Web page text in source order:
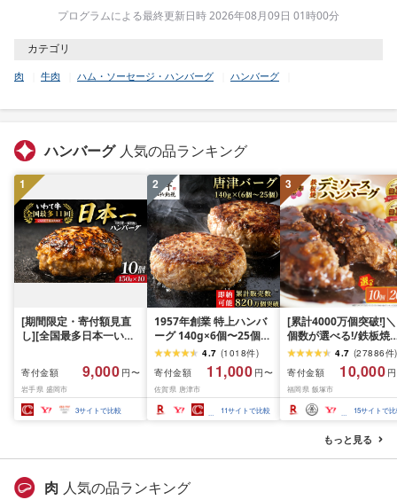
プログラムによる最終更新日時 2026年08月09日 01時00分
カテゴリ
肉 牛肉 ハム・ソーセージ・ハンバーグ ハンバーグ
ハンバーグ 人気の品ランキング
1
[期間限定・寄付額見直
し][全国最多日本一いわ
1.5kg(150g×10個) いわ
て牛 × 岩中豚 ハンバー
グ 合挽き 合い挽き 黒毛
和牛 人気 冷凍 個包装 小
分け 冷凍 牛肉 豚肉 和牛
お弁当 hannba-gu ラン
キング 1位 1万円以下 岩
手県 盛岡市 東北 岩手 盛
寄付金額 9,000 円〜
岩手県 盛岡市
3サイトで比較
2
1957年創業 特上ハンバ
ーグ 140g×6個〜25個
「個数・お届け月を選べ
る!」「唐津バーグ」商
標登録済!! 冷凍真空パッ
ク ハンバーグ 惣菜 冷凍
ギフト 国産 個包装 焼く
だけ 牛 豚 合挽き「2026
4.7 (1018件)
寄付金額
11,000 円〜
佐賀県 唐津市
11サイトで比較
3
[累計4000万個突破!]＼
個数が選べる!/鉄板焼
ンバーグ デミソース
個〜20個 温めるだけ
岡 飯塚 冷凍 小分け 大
量 ハンバーグ 肉 牛 簡
調理 特製 湯煎 人気 お
4.7 (27886件)
寄付金額
10,000
福岡県 飯塚市
15サイトで
もっと見る
肉 人気の品ランキング